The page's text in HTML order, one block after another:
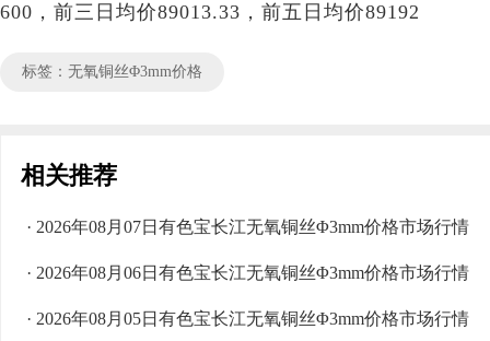
600，前三日均价89013.33，前五日均价89192
标签：无氧铜丝Φ3mm价格
相关推荐
· 2026年08月07日有色宝长江无氧铜丝Φ3mm价格市场行情
· 2026年08月06日有色宝长江无氧铜丝Φ3mm价格市场行情
· 2026年08月05日有色宝长江无氧铜丝Φ3mm价格市场行情